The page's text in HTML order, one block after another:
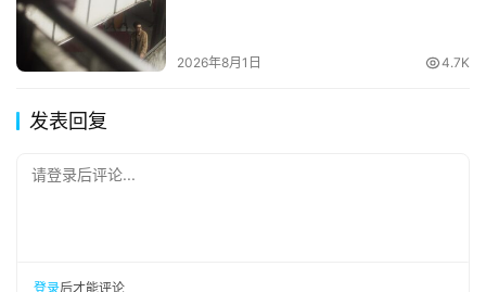
2026年8月1日 4.7K
发表回复
请登录后评论...
登录后才能评论